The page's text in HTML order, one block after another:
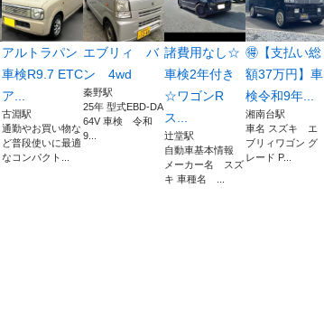
アルトラパン
車検R9.7 ETC
ア...
古淵駅
通勤やお買い物な
ど普段使いに最適
なコンパクト...
エブリィ バ
ン 4wd
秦野駅
25年 型式EBD-DA
64V 車検 令和
9...
諸費用なし☆
車検2年付き
☆ワゴンR
ス...
辻堂駅
自動車基本情報
メーカー名 スズ
キ 車種名 ...
🉐【支払い総
額37万円】車
検令和9年...
湘南台駅
車名 スズキ エ
ブリィワゴン グ
レード P...